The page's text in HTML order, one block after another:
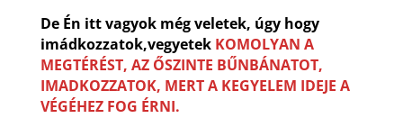
De Én itt vagyok még veletek, úgy hogy
imádkozzatok,vegyetek KOMOLYAN A
MEGTÉRÉST, AZ ŐSZINTE BŰNBÁNATOT,
IMADKOZZATOK, MERT A KEGYELEM IDEJE A
VÉGÉHEZ FOG ÉRNI.